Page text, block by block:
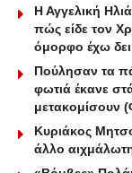
Η Αγγελική
πώς είδε τον
όμορφο έχω
Πούλησαν τα
φωτιά έκανε
μετακομίσουν
Κυριάκος
άλλο